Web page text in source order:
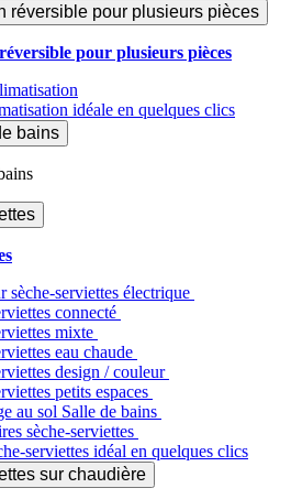
réversible pour plusieurs pièces
pour plusieurs pièces
idéale en quelques clics
bains
sèche-serviettes électrique
connecté
mixte
eau chaude
design / couleur
petits espaces
au sol Salle de bains
sèche-serviettes
serviettes idéal en quelques clics
sur chaudière